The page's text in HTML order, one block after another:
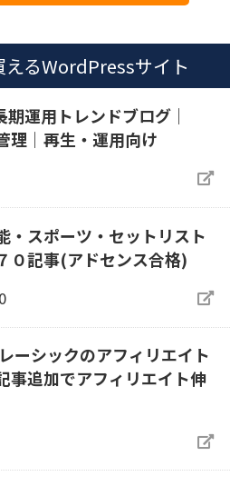
るWordPressサイト
期運用トレンドブログ｜
理｜再生・運用向け
・スポーツ・セットリスト
０記事(アドセンス合格)
ーシックのアフィリエイト
追加でアフィリエイト伸